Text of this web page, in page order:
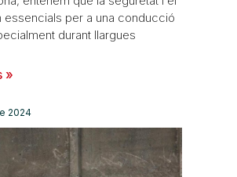
essencials per a una conducció
durant llargues
»
2024